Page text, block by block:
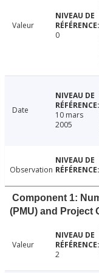
Valeur
0
Date
10 mars
2005
Observation
Component 1:
(PMU) and Project
Valeur
2